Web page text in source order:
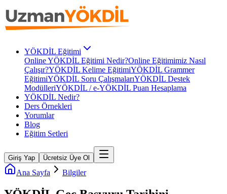
YÖKDİL Eğitimi
Online YÖKDİL Eğitimi Nedir?Online Eğitimimiz Nasıl
Çalışır?YÖKDİL Kelime EğitimiYÖKDİL Grammer
EğitimiYÖKDİL Soru ÇalışmalarıYÖKDİL Destek
ModülleriYÖKDİL / e-YÖKDİL Puan Hesaplama
YÖKDİL Nedir?
Ders Örnekleri
Yorumlar
Blog
Eğitim Setleri
Giriş Yap Ücretsiz Üye Ol
Ana Sayfa Bilgiler